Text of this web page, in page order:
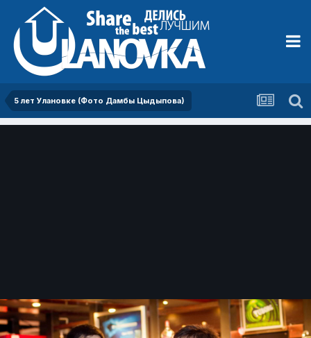
5 лет Улановке (Фото Дамбы Цыдыпова)